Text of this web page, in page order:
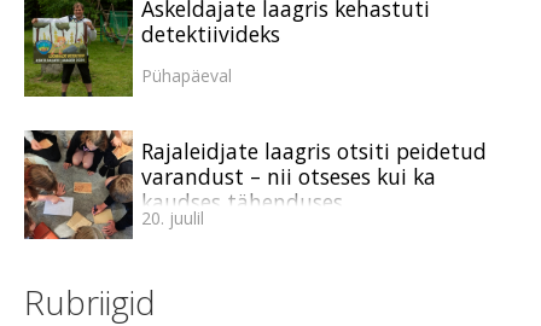
Askeldajate laagris kehastuti
detektiivideks
Pühapäeval
Rajaleidjate laagris otsiti peidetud
varandust – nii otseses kui ka
kaudses tähenduses
20. juulil
Rubriigid